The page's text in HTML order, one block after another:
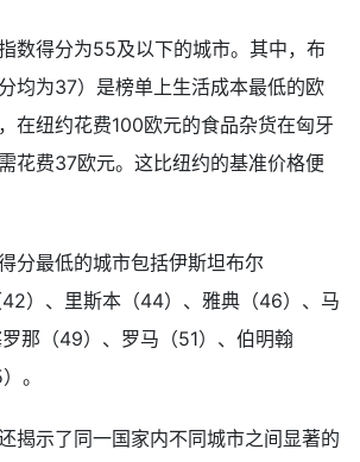
数得分为55及以下的城市。其中，布
均为37）是榜单上生活成本最低的欧
在纽约花费100欧元的食品杂货在匈牙
花费37欧元。这比纽约的基准价格便
分最低的城市包括伊斯坦布尔
42）、里斯本（44）、雅典（46）、马
那（49）、罗马（51）、伯明翰
。
揭示了同一国家内不同城市之间显著的